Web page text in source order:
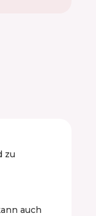
zu
auch